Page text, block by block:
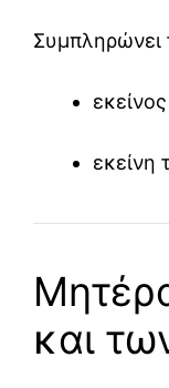
Συμπληρώνει
εκείνη
και